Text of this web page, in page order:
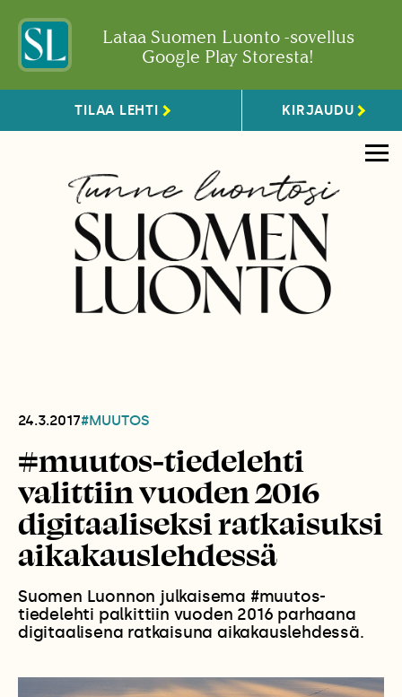
Lataa Suomen Luonto -sovellus
Google Play Storesta!
TILAA LEHTI KIRJAUDU
24.3.2017#MUUTOS
#muutos-tiedelehti
valittiin vuoden 2016
digitaaliseksi ratkaisuksi
aikakauslehdessä
Suomen Luonnon julkaisema #muutos-
tiedelehti palkittiin vuoden 2016 parhaana
digitaalisena ratkaisuna aikakauslehdessä.